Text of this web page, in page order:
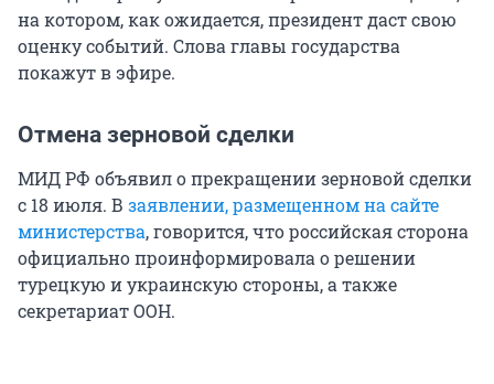
на котором, как ожидается, президент даст свою
оценку событий. Слова главы государства
покажут в эфире.
Отмена зерновой сделки
МИД РФ объявил о прекращении зерновой сделки
с 18 июля. В заявлении, размещенном на сайте
министерства, говорится, что российская сторона
официально проинформировала о решении
турецкую и украинскую стороны, а также
секретариат ООН.